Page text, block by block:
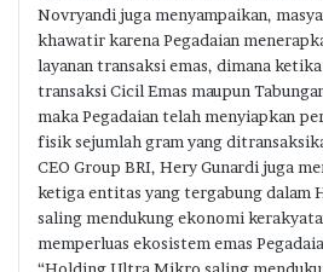
Novryandi juga menyampaikan,
khawatir karena Pegadaian
layanan transaksi emas, dimana
transaksi Cicil Emas maupun
maka Pegadaian telah menyiapkan
fisik sejumlah gram yang
CEO Group BRI, Hery Gunardi juga
ketiga entitas yang tergabung
saling mendukung ekonomi
memperluas ekosistem emas